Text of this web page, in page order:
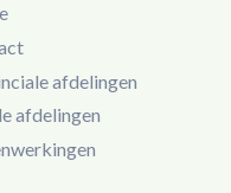
afdelingen
afdelingen